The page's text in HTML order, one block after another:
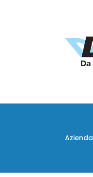
Azienda